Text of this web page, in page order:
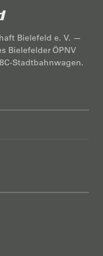
Bielefeld e. V. —
Bielefelder ÖPNV
Stadtbahnwagen.